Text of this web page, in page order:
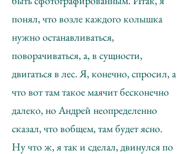
понял, что возле каждого колышка
нужно останавливаться,
поворачиваться, а, в сущности,
двигаться в лес. Я, конечно, спросил, а
что вот там такое маячит бесконечно
далеко, но Андрей неопределенно
сказал, что вобщем, там будет ясно.
Ну что ж, я так и сделал, двинулся по